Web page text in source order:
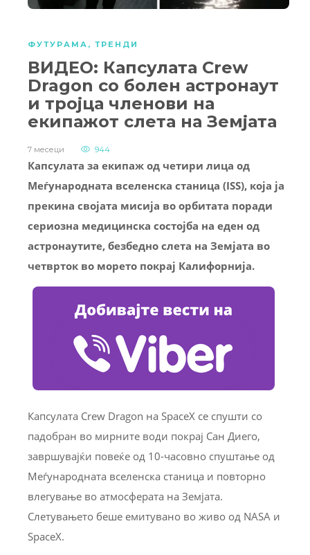
ФУТУРАМА , ТРЕНДИ
ВИДЕО: Капсулата Crew
Dragon со болен астронаут
и тројца членови на
екипажот слета на Земјата
7 месеци 944
Капсулата за екипаж од четири лица од
Меѓународната вселенска станица (ISS), која ја
прекина својата мисија во орбитата поради
сериозна медицинска состојба на еден од
астронаутите, безбедно слета на Земјата во
четврток во морето покрај Калифорнија.
Капсулата Crew Dragon на SpaceX се спушти со
падобран во мирните води покрај Сан Диего,
завршувајќи повеќе од 10-часовно спуштање од
Меѓународната вселенска станица и повторно
влегување во атмосферата на Земјата.
Слетувањето беше емитувано во живо од NASA и
SpaceX.